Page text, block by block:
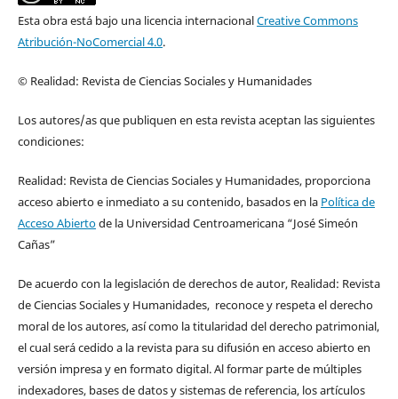
Esta obra está bajo una licencia internacionalCreative Commons
Atribución-NoComercial 4.0.
© Realidad: Revista de Ciencias Sociales y Humanidades
Los autores/as que publiquen en esta revista aceptan las siguientes
condiciones:
Realidad: Revista de Ciencias Sociales y Humanidades, proporciona
acceso abierto e inmediato a su contenido, basados en la Política de
Acceso Abiertode la Universidad Centroamericana “José Simeón
Cañas”
De acuerdo con la legislación de derechos de autor, Realidad: Revista
de Ciencias Sociales y Humanidades, reconoce y respeta el derecho
moral de los autores, así como la titularidad del derecho patrimonial,
el cual será cedido a la revista para su difusión en acceso abierto en
versión impresa y en formato digital. Al formar parte de múltiples
indexadores, bases de datos y sistemas de referencia, los artículos